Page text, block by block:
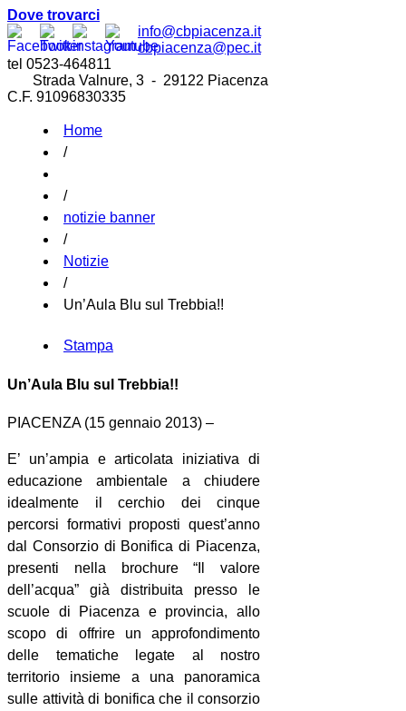
Dove trovarci
info@cbpiacenza.it
cbpiacenza@pec.it
tel 0523-464811
Strada Valnure, 3 - 29122 Piacenza
C.F. 91096830335
Home
/
/
notizie banner
/
Notizie
/
Un’Aula Blu sul Trebbia!!
Stampa
Un’Aula Blu sul Trebbia!!
PIACENZA (15 gennaio 2013) –
E’ un’ampia e articolata iniziativa di
educazione ambientale a chiudere
idealmente il cerchio dei cinque
percorsi formativi proposti quest’anno
dal Consorzio di Bonifica di Piacenza,
presenti nella brochure “Il valore
dell’acqua” già distribuita presso le
scuole di Piacenza e provincia, allo
scopo di offrire un approfondimento
delle tematiche legate al nostro
territorio insieme a una panoramica
sulle attività di bonifica che il consorzio